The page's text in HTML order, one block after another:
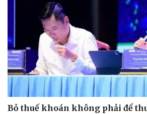
Doanh nghiệp
Thông tin doanh nghiệp
Doanh nghiệp 24h
Doanh nhân
Vì cộng đồng
Công
Sành
Tin
Trải
Bỏ thuế khoán không phải để